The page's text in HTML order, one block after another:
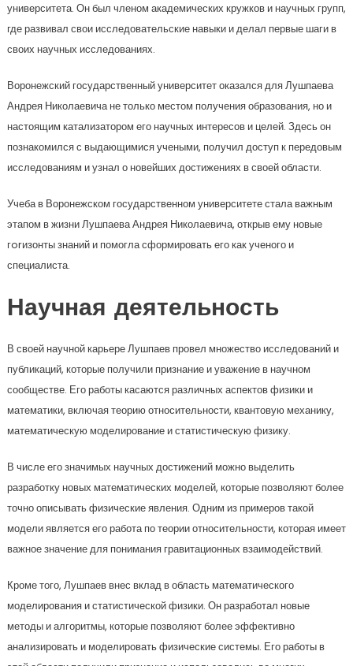
университета. Он был членом академических кружков и научных групп,
где развивал свои исследовательские навыки и делал первые шаги в
своих научных исследованиях.
Воронежский государственный университет оказался для Лушпаева
Андрея Николаевича не только местом получения образования, но и
настоящим катализатором его научных интересов и целей. Здесь он
познакомился с выдающимися учеными, получил доступ к передовым
исследованиям и узнал о новейших достижениях в своей области.
Учеба в Воронежском государственном университете стала важным
этапом в жизни Лушпаева Андрея Николаевича, открыв ему новые
гorизонты знаний и помогла сформировать его как ученого и
специалиста.
Научная деятельность
В своей научной карьере Лушпаев провел множество исследований и
публикаций, которые получили признание и уважение в научном
сообществе. Его работы касаются различных аспектов физики и
математики, включая теорию относительности, квантовую механику,
математическую моделирование и статистическую физику.
В числе его значимых научных достижений можно выделить
разработку новых математических моделей, которые позволяют более
точно описывать физические явления. Одним из примеров такой
модели является его работа по теории относительности, которая имеет
важное значение для понимания гравитационных взаимодействий.
Кроме того, Лушпаев внес вклад в область математического
моделирования и статистической физики. Он разработал новые
методы и алгоритмы, которые позволяют более эффективно
анализировать и моделировать физические системы. Его работы в